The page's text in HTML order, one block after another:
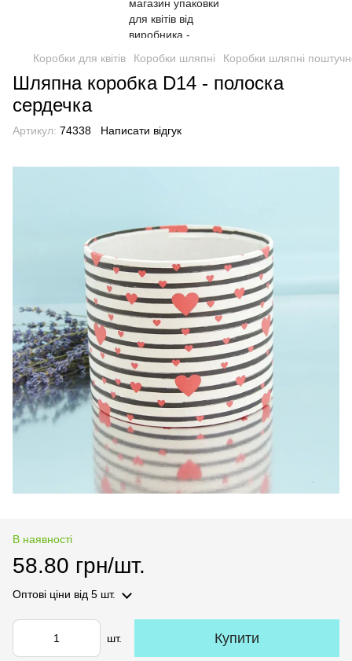
Коробки для квітів Коробки шляпні Коробки шляпні
Шляпна коробка D14 - полоска
сердечка
Артикул: 74338 Написати відгук
В наявності
58.80 грн/шт.
Оптові ціни від 5 шт.
шт. Купити